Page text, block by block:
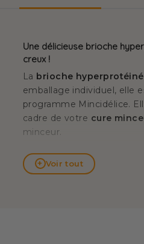
Une délicieuse brioche
creux !
La brioche
emballage individuel, elle
programme Mincidélice.
cadre de votre cure
minceur.
Une brioche aux pépites de
+ Voir tout